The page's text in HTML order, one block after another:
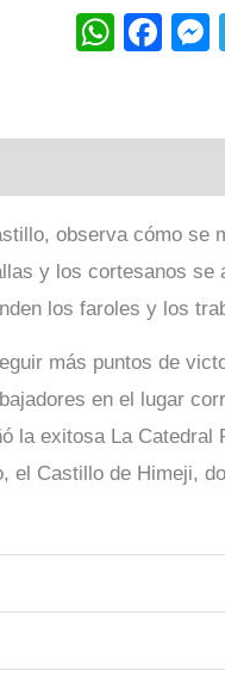
observa cómo se
y los cortesanos se
los faroles y los
más puntos de
en el lugar
la exitosa La
Castillo de Himeji,